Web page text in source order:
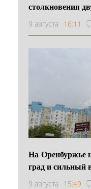
столкновения
9 августа 16:11
На Оренбуржье
град и сильный
9 августа 15:49